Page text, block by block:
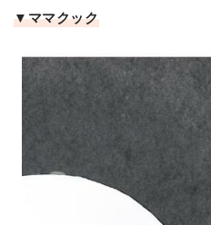
▼ママクック